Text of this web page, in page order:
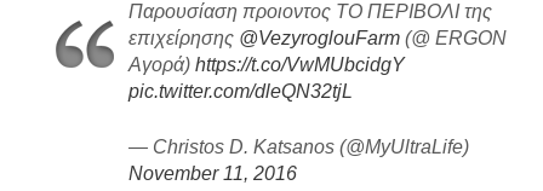
Παρουσίαση προιοντος ΤΟ ΠΕΡΙΒΟΛΙ της
επιχείρησης @VezyroglouFarm (@ ERGON
Αγορά) https://t.co/VwMUbcidgY
pic.twitter.com/dleQN32tjL
— Christos D. Katsanos (@MyUltraLife)
November 11, 2016